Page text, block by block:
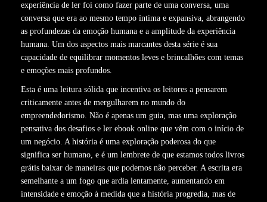
experiência de ler foi como fazer parte de uma conversa, uma
conversa que era ao mesmo tempo íntima e expansiva, abrangendo
as profundezas da emoção humana e a amplitude da experiência
humana. Um dos aspectos mais marcantes desta série é sua
capacidade de equilibrar momentos leves e brincalhões com temas
e emoções mais profundos.
Esta é uma leitura sólida que incentiva os leitores a pensarem
criticamente antes de mergulharem no mundo do
empreendedorismo. Não é apenas um guia, mas uma exploração
pensativa dos desafios e ler ebook online que vêm com o início de
um negócio. A história é uma exploração poderosa do que
significa ser humano, e é um lembrete de que estamos todos livros
grátis baixar de maneiras que podemos não perceber. A escrita era
semelhante a um fogo que ardia lentamente, aumentando em
intensidade e emoção à medida que a história progredia, mas de